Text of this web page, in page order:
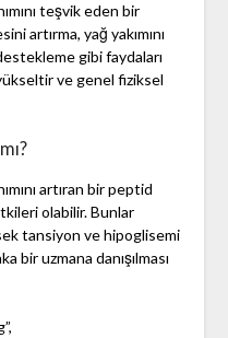
teşvik eden bir
artırma, yağ yakımını
gibi faydaları
ve genel fiziksel
artıran bir peptid
olabilir. Bunlar
tansiyon ve hipoglisemi
bir uzmana danışılması